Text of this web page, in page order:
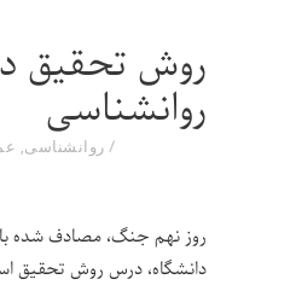
روش تحقیق
روانشناسی
روانشناسی,
روز نهم جنگ، مصادف شده
دانشگاه، درس روش تحقیق